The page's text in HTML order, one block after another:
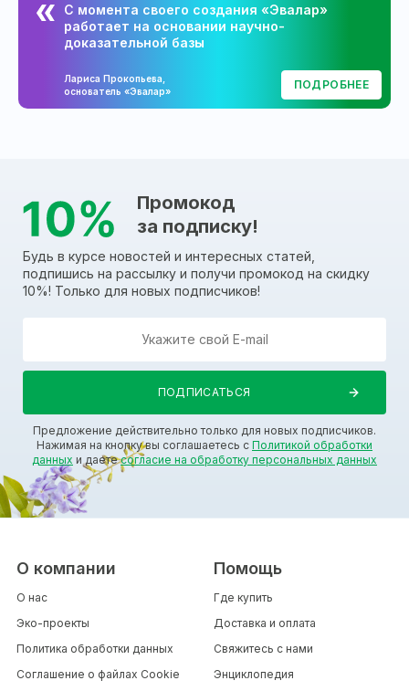
С момента своего создания «Эвалар»
работает на основании научно-
доказательной базы
Лариса Прокопьева,
основатель «Эвалар»
ПОДРОБНЕЕ
Промокод
за подписку!
Будь в курсе новостей и интересных статей,
подпишись на рассылку и получи промокод на скидку
10%! Только для новых подписчиков!
Предложение действительно только для новых подписчиков.
Нажимая на кнопку вы соглашаетесь с Политикой обработки
данных и даетесогласие на обработку персональных данных
О компании
О нас
Эко-проекты
Политика обработки данных
Соглашение о файлах Cookie
Помощь
Где купить
Доставка и оплата
Свяжитесь с нами
Энциклопедия